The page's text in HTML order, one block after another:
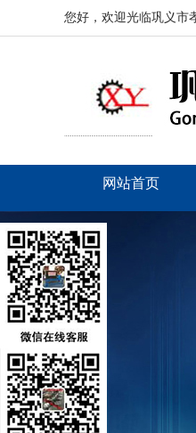
您好，欢迎光临巩义市
网站首页